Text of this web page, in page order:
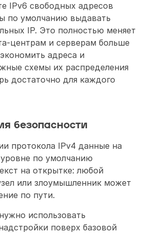
IPv6 свободных адресов
по умолчанию выдавать
IP. Это полностью меняет
центрам и серверам больше
адреса и
схемы их распределения
достаточно для каждого
безопасности
протокола IPv4 данные на
по умолчанию
на открытке: любой
или злоумышленник может
по пути.
использовать
поверх базовой